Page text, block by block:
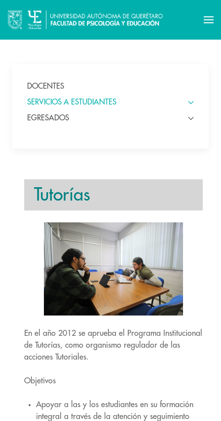
DOCENTES
SERVICIOS A ESTUDIANTES
EGRESADOS
Tutorías
En el año 2012 se aprueba el Programa Institucional
de Tutorías, como organismo regulador de las
acciones Tutoriales.
Objetivos
Apoyar a las y los estudiantes en su formación
integral a través de la atención y seguimiento